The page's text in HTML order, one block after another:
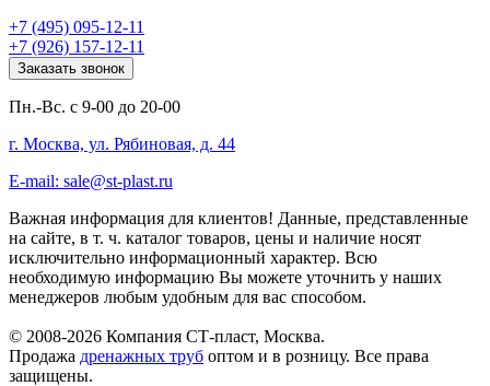
+7 (495) 095-12-11
+7 (926) 157-12-11
Заказать звонок
Пн.-Вс. с 9-00 до 20-00
г. Москва, ул. Рябиновая, д. 44
E-mail: sale@st-plast.ru
Важная информация для клиентов! Данные, представленные
на сайте, в т. ч. каталог товаров, цены и наличие носят
исключительно информационный характер. Всю
необходимую информацию Вы можете уточнить у наших
менеджеров любым удобным для вас способом.
© 2008-2026 Компания СТ-пласт, Москва.
Продажа дренажных труб оптом и в розницу. Все права
защищены.